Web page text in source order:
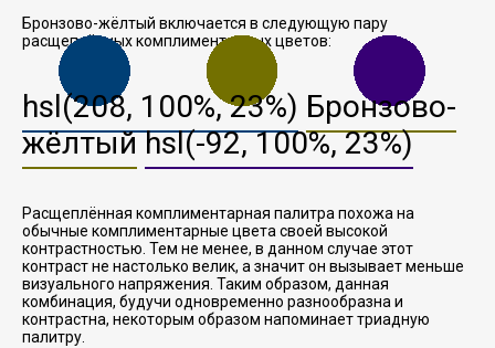
Бронзово-жёлтый включается в следующую пару
расщеплённых комплиментарных цветов:
hsl(208, 100%, 23%) Бронзово-
жёлтый hsl(-92, 100%, 23%)
Расщеплённая комплиментарная палитра похожа на
обычные комплиментарные цвета своей высокой
контрастностью. Тем не менее, в данном случае этот
контраст не настолько велик, а значит он вызывает меньше
визуального напряжения. Таким образом, данная
комбинация, будучи одновременно разнообразна и
контрастна, некоторым образом напоминает триадную
палитру.